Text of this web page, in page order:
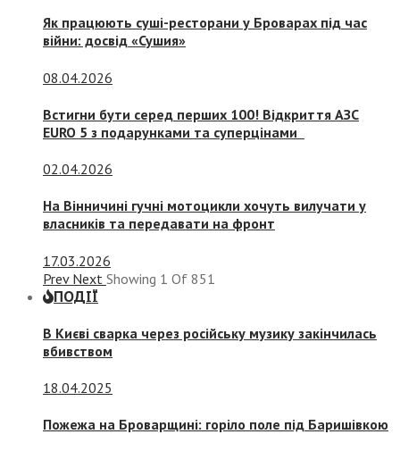
Як працюють суші-ресторани у Броварах під час
війни: досвід «Сушия»
08.04.2026
Встигни бути серед перших 100! Відкриття АЗС
EURO 5 з подарунками та суперцінами
02.04.2026
На Вінничині гучні мотоцикли хочуть вилучати у
власників та передавати на фронт
17.03.2026
Prev Next Showing 1 Of 851
ПОДІЇ
В Києві сварка через російську музику закінчилась
вбивством
18.04.2025
Пожежа на Броварщині: горіло поле під Баришівкою